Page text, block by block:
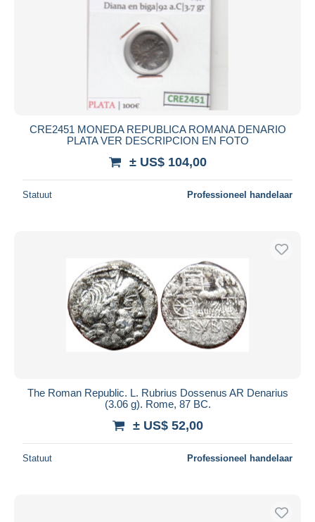
CRE2451 MONEDA REPUBLICA ROMANA DENARIO
PLATA VER DESCRIPCION EN FOTO
± US$ 104,00
Statuut Professioneel handelaar
The Roman Republic. L. Rubrius Dossenus AR Denarius
(3.06 g). Rome, 87 BC.
± US$ 52,00
Statuut Professioneel handelaar